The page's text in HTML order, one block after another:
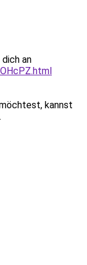
an
kannst
.